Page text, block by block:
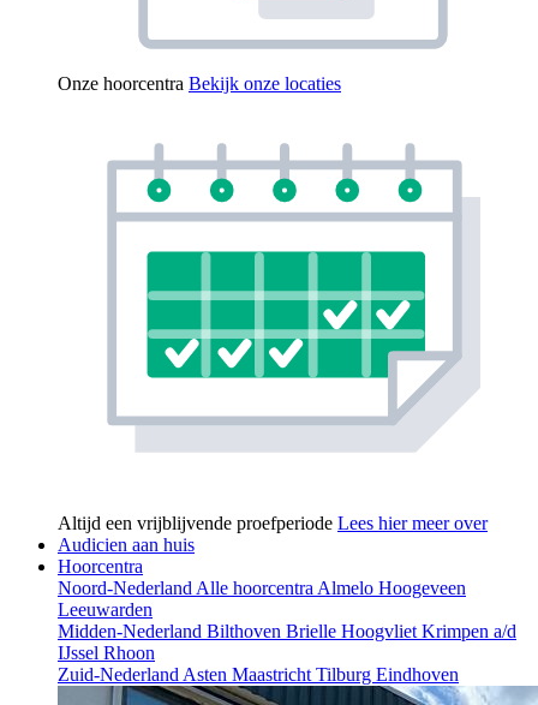
Onze hoorcentra Bekijk onze locaties
Altijd een vrijblijvende proefperiode Lees hier meer over
Audicien aan huis
Hoorcentra
Noord-NederlandAlle hoorcentraAlmelo Hoogeveen
Leeuwarden
Midden-Nederland Bilthoven Brielle HoogvlietKrimpen a/d
IJssel Rhoon
Zuid-NederlandAsten MaastrichtTilburg Eindhoven